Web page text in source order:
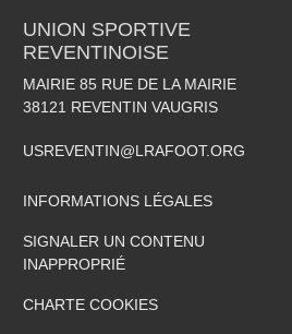
UNION SPORTIVE
REVENTINOISE
MAIRIE 85 RUE DE LA MAIRIE
38121 REVENTIN VAUGRIS
USREVENTIN@LRAFOOT.ORG
INFORMATIONS LÉGALES
SIGNALER UN CONTENU
INAPPROPRIÉ
CHARTE COOKIES